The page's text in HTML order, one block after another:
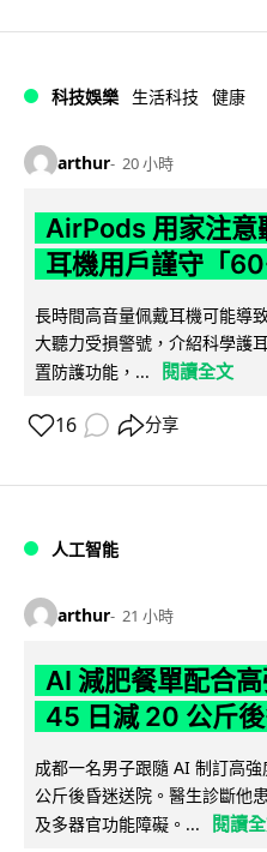
科技娛樂 生活科技 健康
arthur 20 小時
AirPods 用家注意
耳機用戶謹守「
長時間高音量佩戴耳機可能導
大聽力受損警號，介紹科學護
置防護功能，...
閱讀全文
16 分享
人工智能
arthur 21 小時
AI 減肥餐單配合
45 日減 20 公斤
成都一名男子跟隨 AI 制訂高
公斤後昏迷送院。醫生診斷他
及多器官功能障礙。...
閱讀